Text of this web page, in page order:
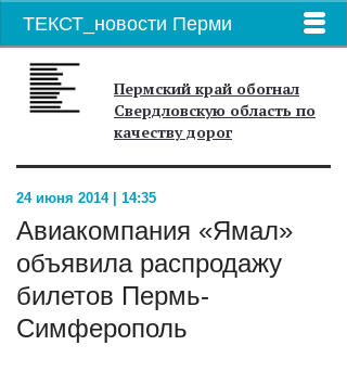
ТЕКСТ_новости Перми
Пермский край обогнал
Свердловскую область по
качеству дорог
24 июня 2014 | 14:35
Авиакомпания «Ямал»
объявила распродажу
билетов Пермь-
Симферополь